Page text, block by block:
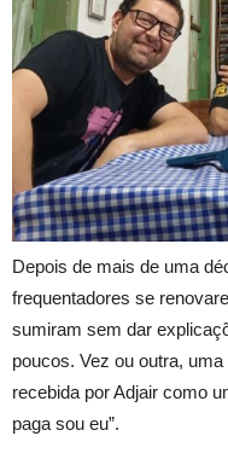
Depois de mais de uma
frequentadores se
sumiram sem dar
poucos. Vez ou outra,
recebida por Adjair como
paga sou eu”.